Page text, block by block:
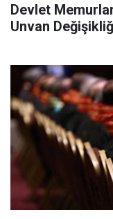
Devlet
Unvan